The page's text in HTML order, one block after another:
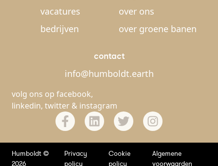
vacatures
bedrijven
over ons
over groene banen
contact
info@humboldt.earth
volg ons op facebook,
linkedin, twitter & instagram
Humboldt ©
2026
Privacy
policy
Cookie
policy
Algemene
voorwaarden